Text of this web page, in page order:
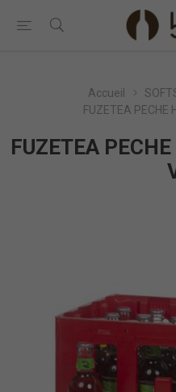
Accueil
FUZETEA PECHE
FUZETEA